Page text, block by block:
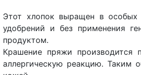
Этот хлопок выращен в особых
удобрений и без применения
продуктом.
Крашение пряжи производится
аллергическую реакцию. Таким